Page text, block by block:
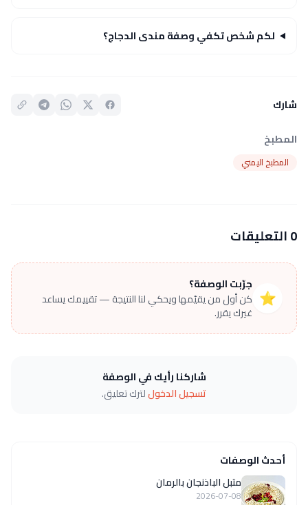
لكم شخص تكفي وصفة مندى الدجاج؟
شارك
المطبخ
المطبخ اليمني
0 التعليقات
⭐
جرّبت الوصفة؟
كن أول من يقيّمها ويحكي لنا النتيجة — تقييمك يساعد
غيرك يقرر.
شاركنا رأيك في الوصفة
تسجيل الدخوللترك تعليق.
أحدث الوصفات
متبل الباذنجان بالرمان
2026-07-08